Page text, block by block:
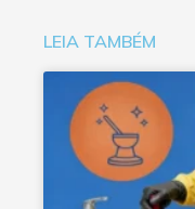
LEIA TAMBÉM